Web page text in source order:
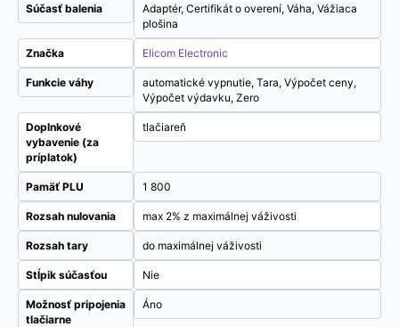
Súčasť balenia
Adaptér, Certifikát o overení, Váha, Vážiaca
plošina
Značka Elicom Electronic
Funkcie váhy
automatické vypnutie, Tara, Výpočet ceny,
Výpočet výdavku, Zero
Doplnkové
vybavenie (za
príplatok)
tlačiareň
Pamäť PLU 1 800
Rozsah nulovania max 2% z maximálnej váživosti
Rozsah tary do maximálnej váživosti
Stĺpik súčasťou Nie
Možnosť pripojenia
tlačiarne
Áno